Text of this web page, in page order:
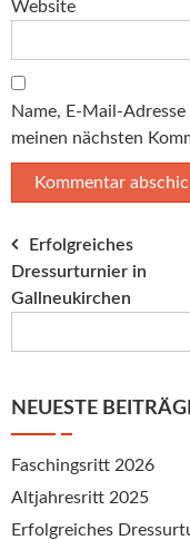
Website
Name, E-Mail-
meinen nächsten
Erfolgreiches
Dressurturnier in
Gallneukirchen
NEUESTE
Faschingsritt 2026
Altjahresritt 2025
Erfolgreiches